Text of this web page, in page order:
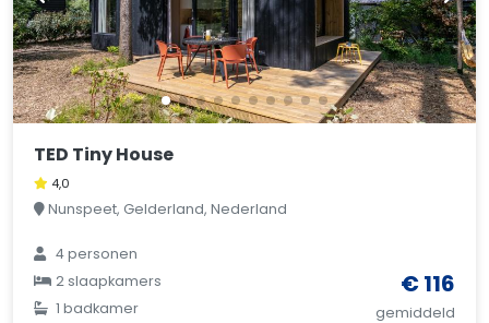
TED Tiny House
4,0
Nunspeet, Gelderland, Nederland
4 personen
2 slaapkamers
1 badkamer
€ 116
gemiddeld